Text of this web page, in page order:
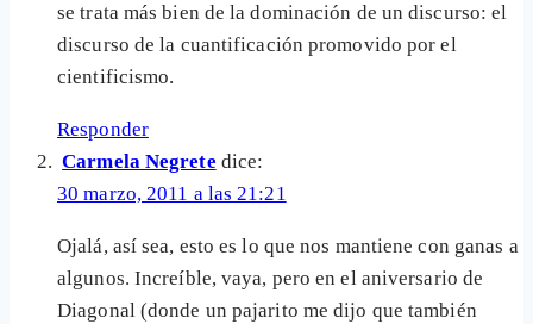
se trata más bien de la dominación de un discurso: el
discurso de la cuantificación promovido por el
cientificismo.
Responder
Carmela Negrete dice:
30 marzo, 2011 a las 21:21
Ojalá, así sea, esto es lo que nos mantiene con ganas a
algunos. Increíble, vaya, pero en el aniversario de
Diagonal (donde un pajarito me dijo que también